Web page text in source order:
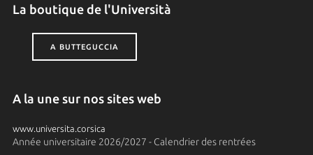
La boutique de l'Università
A BUTTEGUCCIA
A la une sur nos sites web
www.universita.corsica
Année universitaire 2026/2027 - Calendrier des rentrées